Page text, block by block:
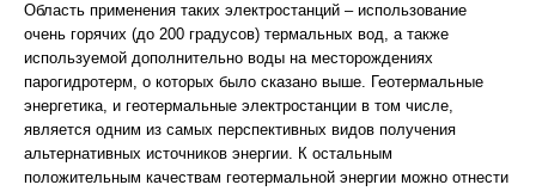
Область применения таких электростанций – использование
очень горячих (до 200 градусов) термальных вод, а также
используемой дополнительно воды на месторождениях
парогидротерм, о которых было сказано выше. Геотермальные
энергетика, и геотермальные электростанции в том числе,
является одним из самых перспективных видов получения
альтернативных источников энергии. К остальным
положительным качествам геотермальной энергии можно отнести